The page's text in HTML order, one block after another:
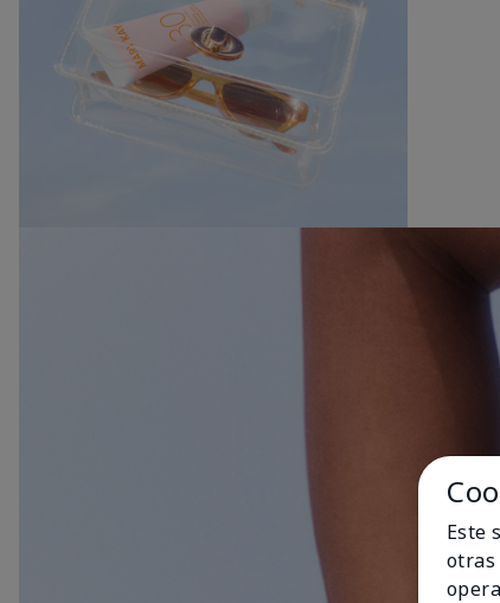
Este
otras